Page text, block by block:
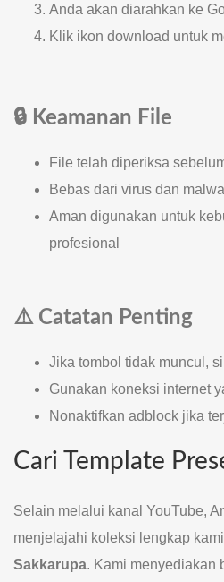
Anda akan diarahkan ke
Klik ikon download untuk
🔒 Keamanan File
File telah diperiksa
Bebas dari virus dan
Aman digunakan untuk
profesional
⚠️ Catatan Penting
Jika tombol tidak muncul,
Gunakan koneksi internet
Nonaktifkan adblock jika
Cari Template
Selain melalui kanal YouTube,
menjelajahi koleksi lengkap
Sakkarupa. Kami menyediakan